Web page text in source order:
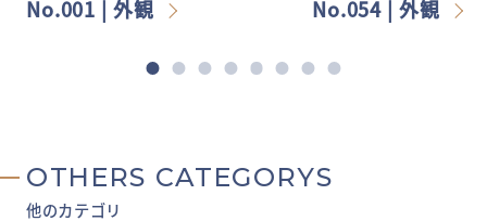
No.001 | 外観 No.054 | 外観
OTHERS CATEGORYS
他のカテゴリ